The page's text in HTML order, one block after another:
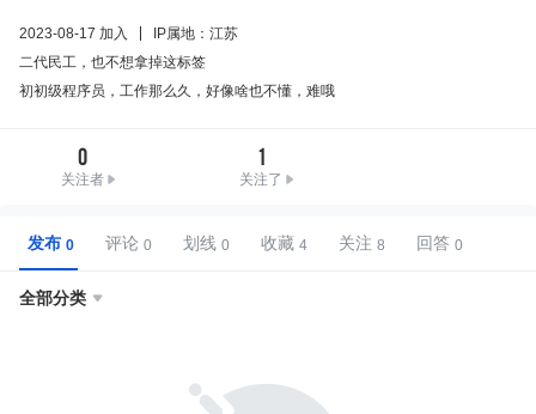
2023-08-17 加入
IP属地：江苏
二代民工，也不想拿掉这标签
初初级程序员，工作那么久，好像啥也不懂，难哦
0
关注者
1
关注了
发布 评论 划线 收藏 关注 回答
全部分类 